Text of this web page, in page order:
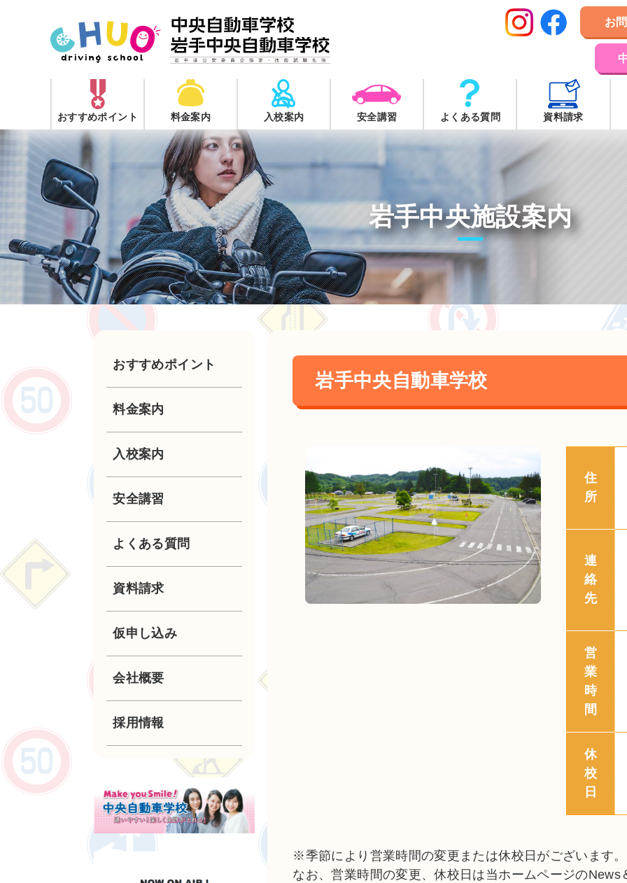
お
おすすめポイント 料金案内 入校案内 安全講習 よくある質問 資料請求
岩手中央施設案内
おすすめポイント
料金案内
入校案内
普通自動車
第二種普通自動車
大型自動二輪
準中型自動車
大型特殊自動車
安全講習
高齢者講習
ペーパードライバー
講習
安全運転講習・企業
講習
よくある質問
資料請求
仮申し込み
会社概要
採用情報
岩手中央自動車学校
住
所
連
絡
先
営
業
時
間
休
校
日
※季節により営業時間の変更または休校日がございます
なお、営業時間の変更、休校日は当ホームページのNews